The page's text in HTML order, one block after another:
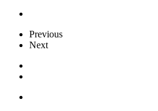
Previous
Next